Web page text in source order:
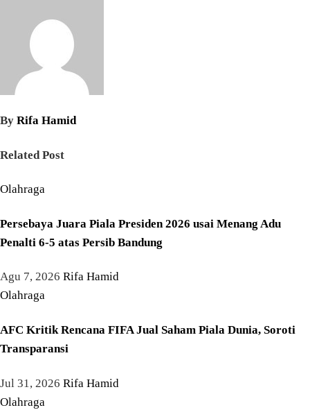
By Rifa Hamid
Related Post
Olahraga
Persebaya Juara Piala Presiden 2026 usai Menang Adu
Penalti 6-5 atas Persib Bandung
Agu 7, 2026 Rifa Hamid
Olahraga
AFC Kritik Rencana FIFA Jual Saham Piala Dunia, Soroti
Transparansi
Jul 31, 2026 Rifa Hamid
Olahraga